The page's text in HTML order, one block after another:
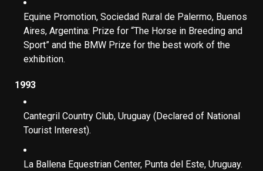
Equine Promotion, Sociedad Rural de Palermo, Buenos
Aires, Argentina: Prize for “The Horse in Breeding and
Sport” and the BMW Prize for the best work of the
exhibition.
1993
Cantegril Country Club, Uruguay (Declared of National
Tourist Interest).
La Ballena Equestrian Center, Punta del Este, Uruguay.